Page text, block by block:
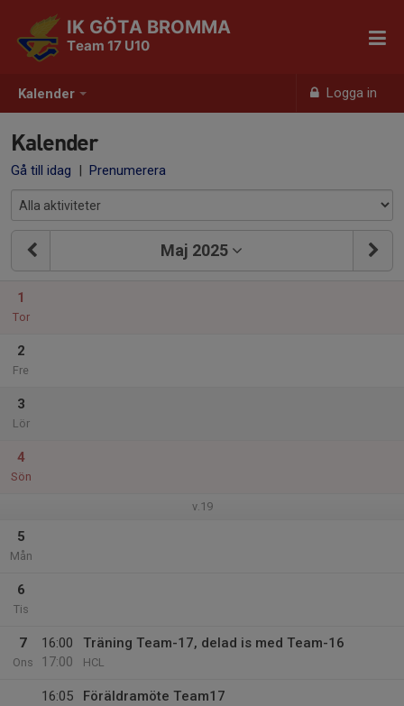
Kalender Logga in
IK GÖTA BROMMA
Team 17 U10
Kalender
Gå till idag | Prenumerera
Maj 2025
1
Tor
2
Fre
3
Lör
4
Sön
v.19
5
Mån
6
Tis
7
Ons
16:00
17:00
Träning Team-17, delad is med Team-16
HCL
16:05
Föräldramöte Team17